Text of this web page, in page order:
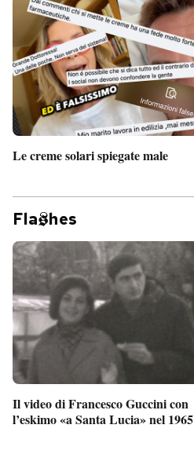
Le creme solari spiegate male
Fla hes
Il video di Francesco Guccini con
l’eskimo «a Santa Lucia» nel 1965